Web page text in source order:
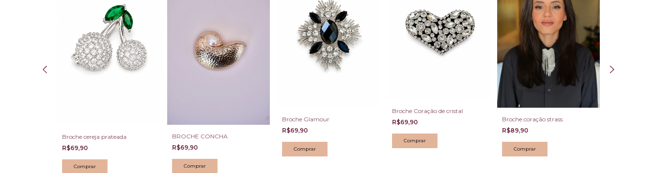
Broche cereja prateada
R$69,90
BROCHE CONCHA
R$69,90
Broche Glamour
R$69,90
Broche Coração de cristal
R$69,90
Broche coração strass
R$89,90